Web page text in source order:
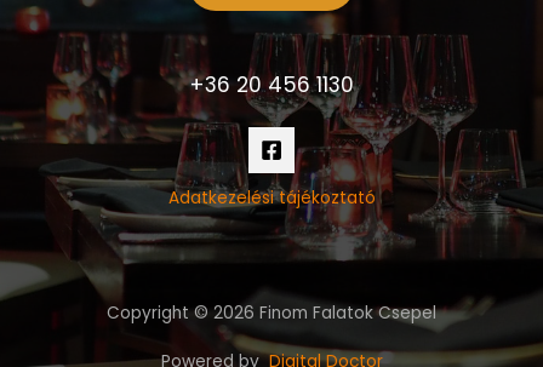
+36 20 456 1130
Adatkezelési tájékoztató
Copyright © 2026 Finom Falatok Csepel
Powered byDigital Doctor